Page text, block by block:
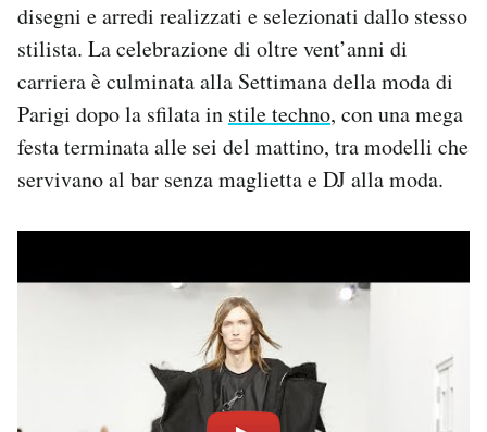
disegni e arredi realizzati e selezionati dallo stesso
stilista. La celebrazione di oltre vent’anni di
carriera è culminata alla Settimana della moda di
Parigi dopo la sfilata in stile techno, con una mega
festa terminata alle sei del mattino, tra modelli che
servivano al bar senza maglietta e DJ alla moda.